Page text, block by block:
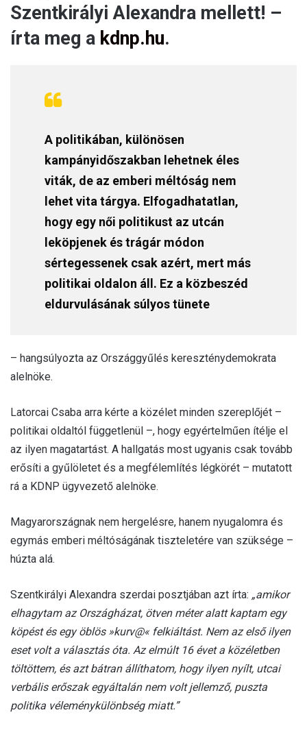
Szentkirályi Alexandra mellett! –
írta meg a kdnp.hu.
A politikában, különösen
kampányidőszakban lehetnek éles
viták, de az emberi méltóság nem
lehet vita tárgya. Elfogadhatatlan,
hogy egy női politikust az utcán
leköpjenek és trágár módon
sértegessenek csak azért, mert más
politikai oldalon áll. Ez a közbeszéd
eldurvulásának súlyos tünete
– hangsúlyozta az Országgyűlés kereszténydemokrata
alelnöke.
Latorcai Csaba arra kérte a közélet minden szereplőjét –
politikai oldaltól függetlenül –, hogy egyértelműen ítélje el
az ilyen magatartást. A hallgatás most ugyanis csak tovább
erősíti a gyűlöletet és a megfélemlítés légkörét – mutatott
rá a KDNP ügyvezető alelnöke.
Magyarországnak nem hergelésre, hanem nyugalomra és
egymás emberi méltóságának tiszteletére van szüksége –
húzta alá.
Szentkirályi Alexandra szerdai posztjában azt írta: „amikor
elhagytam az Országházat, ötven méter alatt kaptam egy
köpést és egy öblös »kurv@« felkiáltást. Nem az első ilyen
eset volt a választás óta. Az elmúlt 16 évet a közéletben
töltöttem, és azt bátran állíthatom, hogy ilyen nyílt, utcai
verbális erőszak egyáltalán nem volt jellemző, puszta
politika véleménykülönbség miatt.”